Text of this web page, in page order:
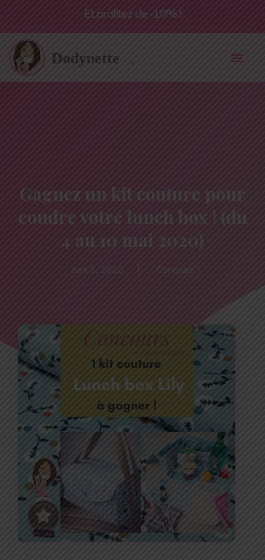
Livraison offerte à partir de 55€*
Et profitez de -10% !
Gagnez un kit couture pour
coudre votre lunch box ! (du
4 au 10 mai 2020)
avril 5, 2020 Concours